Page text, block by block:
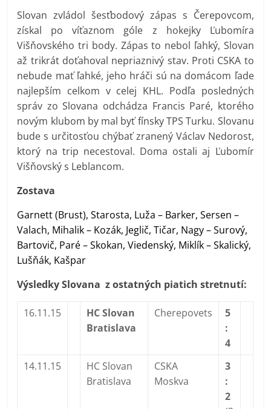
Slovan zvládol šesťbodový zápas s Čerepovcom,
získal po víťaznom góle z hokejky Ľubomíra
Višňovského tri body. Zápas to nebol ľahký, Slovan
až trikrát doťahoval nepriaznivý stav. Proti CSKA to
nebude mať ľahké, jeho hráči sú na domácom ľade
najlepším celkom v celej KHL. Podľa posledných
správ zo Slovana odchádza Francis Paré, ktorého
novým klubom by mal byť fínsky TPS Turku. Slovanu
bude s určitosťou chýbať zranený Václav Nedorost,
ktorý na trip necestoval. Doma ostali aj Ľubomír
Višňovský s Leblancom.
Zostava
Garnett (Brust), Starosta, Luža – Barker, Sersen –
Valach, Mihalik – Kozák, Jeglič, Tičar, Nagy – Surový,
Bartovič, Paré – Skokan, Viedenský, Miklík – Skalický,
Lušňák, Kašpar
Výsledky Slovana z ostatných piatich stretnutí:
16.11.15
HC Slovan
Bratislava
Cherepovets
5
:
4
14.11.15
HC Slovan
Bratislava
CSKA
Moskva
3
:
2